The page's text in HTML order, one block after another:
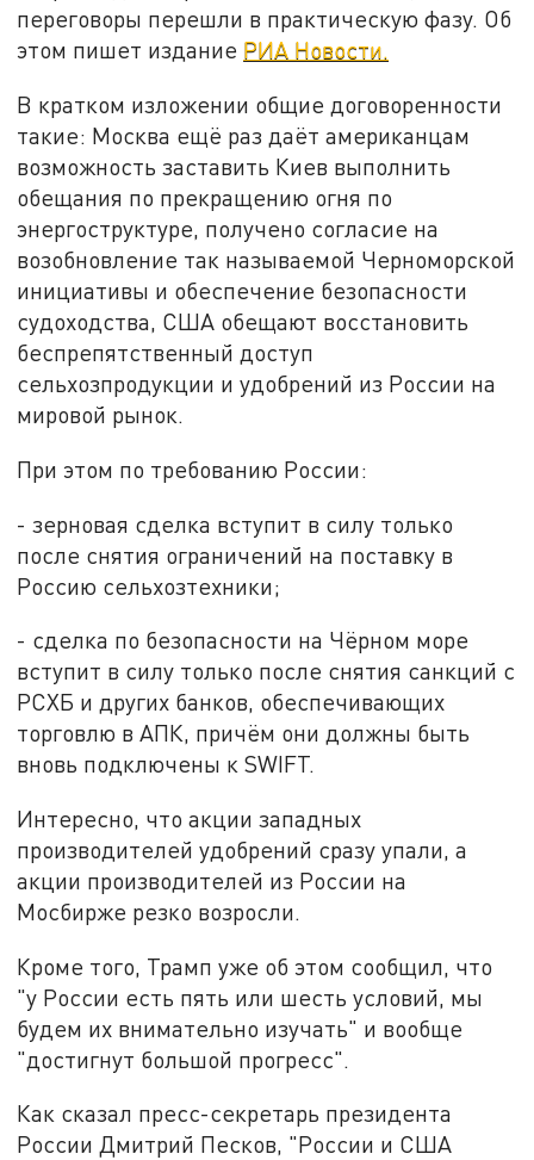
переговоры перешли в практическую фазу. Об
этом пишет издание РИА Новости.
В кратком изложении общие договоренности
такие: Москва ещё раз даёт американцам
возможность заставить Киев выполнить
обещания по прекращению огня по
энергоструктуре, получено согласие на
возобновление так называемой Черноморской
инициативы и обеспечение безопасности
судоходства, США обещают восстановить
беспрепятственный доступ
сельхозпродукции и удобрений из России на
мировой рынок.
При этом по требованию России:
- зерновая сделка вступит в силу только
после снятия ограничений на поставку в
Россию сельхозтехники;
- сделка по безопасности на Чёрном море
вступит в силу только после снятия санкций с
РСХБ и других банков, обеспечивающих
торговлю в АПК, причём они должны быть
вновь подключены к SWIFT.
Интересно, что акции западных
производителей удобрений сразу упали, а
акции производителей из России на
Мосбирже резко возросли.
Кроме того, Трамп уже об этом сообщил, что
"у России есть пять или шесть условий, мы
будем их внимательно изучать" и вообще
"достигнут большой прогресс".
Как сказал пресс-секретарь президента
России Дмитрий Песков, "России и США